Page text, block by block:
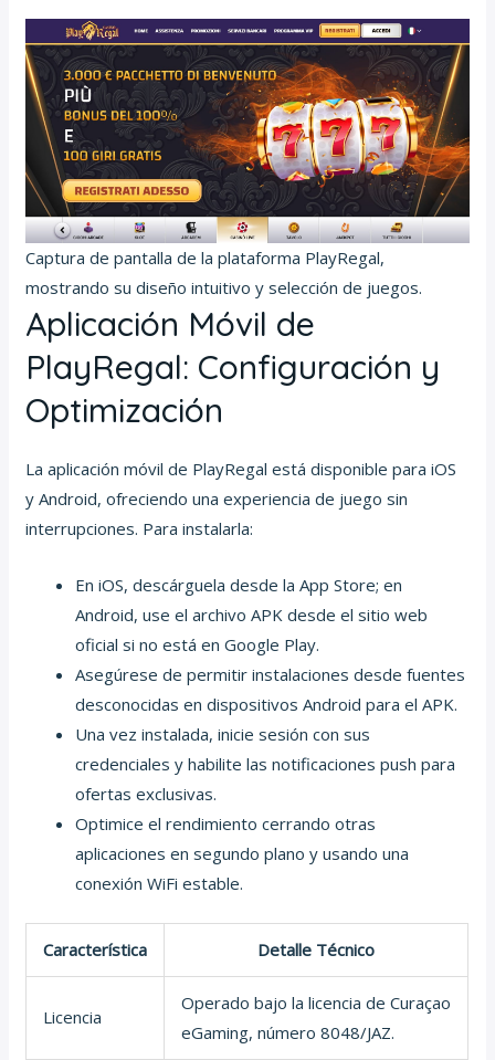
Captura de pantalla de la plataforma PlayRegal,
mostrando su diseño intuitivo y selección de juegos.
Aplicación Móvil de
PlayRegal: Configuración y
Optimización
La aplicación móvil de PlayRegal está disponible para iOS
y Android, ofreciendo una experiencia de juego sin
interrupciones. Para instalarla:
En iOS, descárguela desde la App Store; en
Android, use el archivo APK desde el sitio web
oficial si no está en Google Play.
Asegúrese de permitir instalaciones desde fuentes
desconocidas en dispositivos Android para el APK.
Una vez instalada, inicie sesión con sus
credenciales y habilite las notificaciones push para
ofertas exclusivas.
Optimice el rendimiento cerrando otras
aplicaciones en segundo plano y usando una
conexión WiFi estable.
Característica Detalle Técnico
Licencia
Operado bajo la licencia de Curaçao
eGaming, número 8048/JAZ.